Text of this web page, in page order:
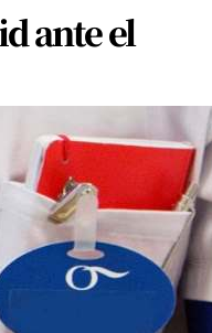
ante el